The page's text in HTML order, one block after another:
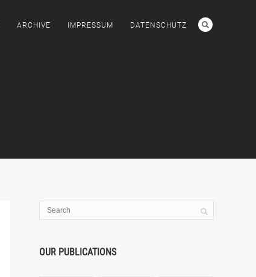
ARCHIVE IMPRESSUM DATENSCHUTZ
OUR PUBLICATIONS